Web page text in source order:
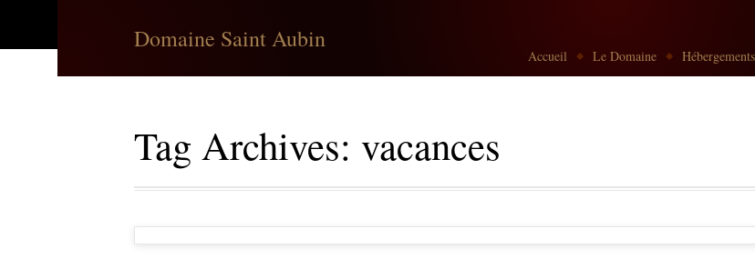
Domaine Saint Aubin
Accueil Le Domaine Hébergements
Tag Archives: vacances